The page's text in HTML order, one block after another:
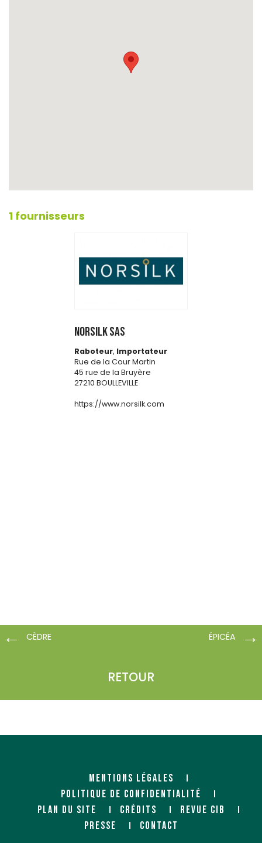
1 fournisseurs
NORSILK SAS
Raboteur, Importateur
Rue de la Cour Martin
45 rue de la Bruyère
27210 BOULLEVILLE
https://www.norsilk.com
CÈDRE
RETOUR
ÉPICÉA
MENTIONS LÉGALES
POLITIQUE DE CONFIDENTIALITÉ
PLAN DU SITE
CRÉDITS
REVUE CIB
PRESSE
CONTACT